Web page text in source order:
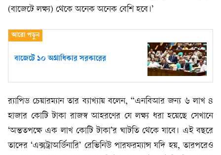
(বাজেটে লক্ষ্য) থেকে অনেক অনেক বেশি হবে।’
বাজেটে ১০ অগ্রাধিকার সরকারের
র‍্যাপিড চেয়ারম্যান তার ব্যাখ্যায় বলেন, “এনবিআর জন্য ৬ লাখ ৪
হাজার কোটি টাকা রাজস্ব আহরণের যে লক্ষ্য ধরা হয়েছে সেখানে
‘অন্ততপক্ষে এক লাখ কোটি টাকা’র ঘাটতি থেকে যাবে। এই বছরে
তাদের ‘এক্সট্রাঅর্ডিনারি’ রেভিনিউ পারফরম্যান্স যদি হয়, তারপরেও